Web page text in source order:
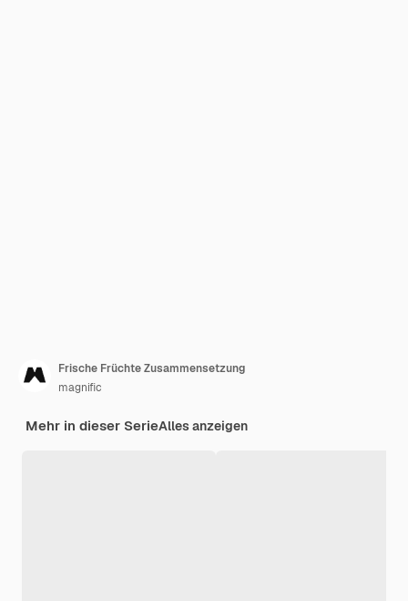
Frische Früchte Zusammensetzung
magnific
Mehr in dieser SerieAlles anzeigen